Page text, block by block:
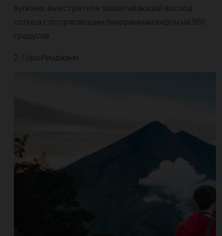
вулкана, вы встретите захватывающий восход
солнца с потрясающим панорамным видом на 360
градусов.
2. Гора Ринджани